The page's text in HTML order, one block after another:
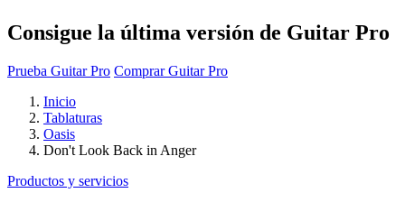
Consigue la última versión de Guitar Pro
Prueba Guitar Pro Comprar Guitar Pro
Inicio
Tablaturas
Oasis
Don't Look Back in Anger
Productos y servicios